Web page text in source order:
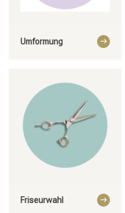
Stylingprodukte
Umformung
Friseurwahl